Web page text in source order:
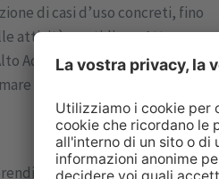
di casi d’uso concreti, fino
attività quotidiane. Attraverso
Adige, scoprirete passo dopo
le idee in processi efficaci
di tutti i settori che